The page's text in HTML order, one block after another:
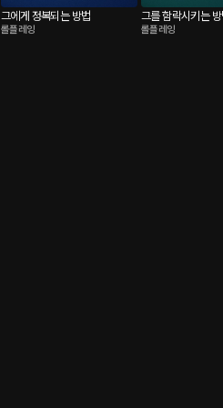
그에게 정복되는 방법
롤플레잉
그를 함락시키는
롤플레잉